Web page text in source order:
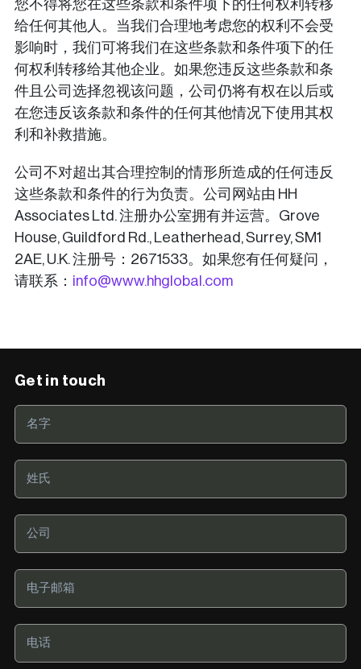
您不得将您在这些条款和条件项下的任何权利转移
给任何其他人。当我们合理地考虑您的权利不会受
影响时，我们可将我们在这些条款和条件项下的任
何权利转移给其他企业。如果您违反这些条款和条
件且公司选择忽视该问题，公司仍将有权在以后或
在您违反该条款和条件的任何其他情况下使用其权
利和补救措施。
公司不对超出其合理控制的情形所造成的任何违反
这些条款和条件的行为负责。公司网站由 HH
Associates Ltd. 注册办公室拥有并运营。Grove
House, Guildford Rd., Leatherhead, Surrey, SM1
2AE, U.K. 注册号：2671533。如果您有任何疑问，
请联系： info@www.hhglobal.com
Get in touch